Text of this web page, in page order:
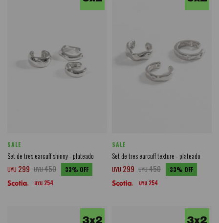
SALE
Set de tres earcuff shinny - plateado
UYU 299 UYU450 33
UYU 254
SALE
Set de tres earcuff texture - plateado
UYU 299 UYU450 33
UYU 254